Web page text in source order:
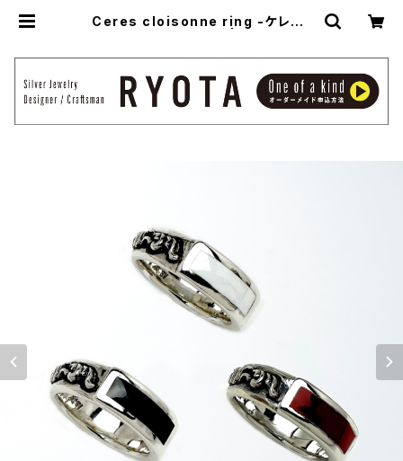
Ceres cloisonne ring -ケレス・